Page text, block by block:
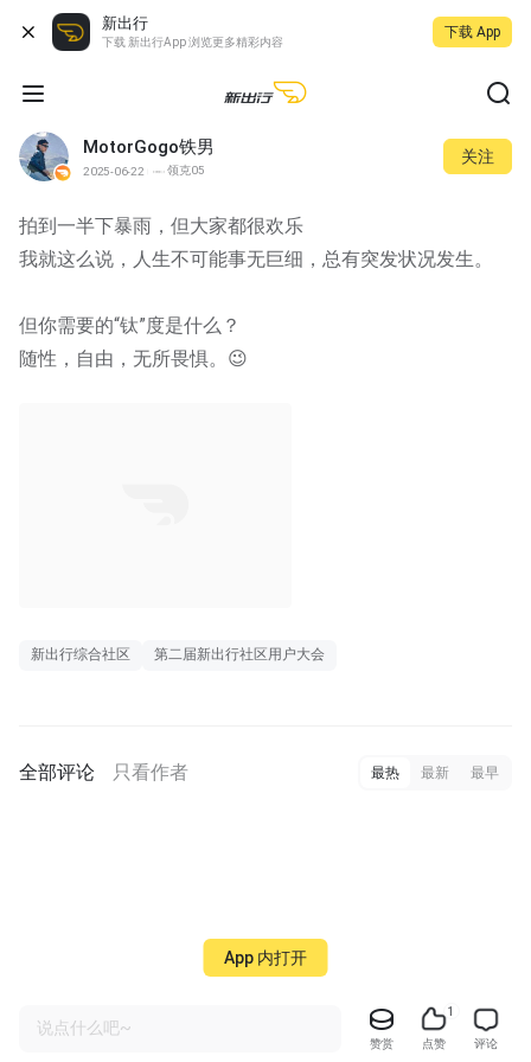
新出行
下载 新出行App 浏览更多精彩内容
下载 App
MotorGogo铁男
2025-06-22 领克05
关注
拍到一半下暴雨，但大家都很欢乐
我就这么说，人生不可能事无巨细，总有突发状况发生。
但你需要的“钛”度是什么？
随性，自由，无所畏惧。😉
新出行综合社区 第二届新出行社区用户大会
全部评论 只看作者 最热 最新 最早
说点什么吧~
赞赏
1
点赞 评论
App 内打开